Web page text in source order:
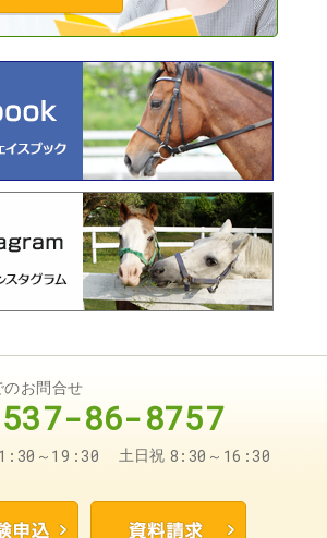
のお問合せ
86-8757
～19:30 土日祝 8:30～16:30